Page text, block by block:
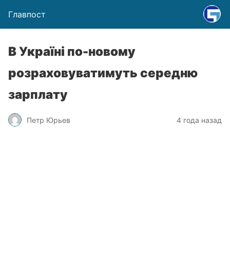
Главпост
В Україні по-новому
розраховуватимуть середню
зарплату
Петр Юрьев 4 года назад